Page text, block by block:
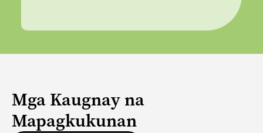
Mga Kaugnay na
Mapagkukunan